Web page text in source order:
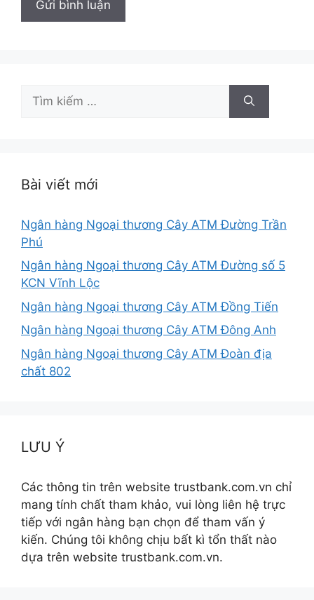
Tìm
kiếm
Bài viết mới
Ngân hàng Ngoại thương Cây ATM Đường Trần
Phú
Ngân hàng Ngoại thương Cây ATM Đường số 5
KCN Vĩnh Lộc
Ngân hàng Ngoại thương Cây ATM Đồng Tiến
Ngân hàng Ngoại thương Cây ATM Đông Anh
Ngân hàng Ngoại thương Cây ATM Đoàn địa
chất 802
LƯU Ý
Các thông tin trên website trustbank.com.vn chỉ
mang tính chất tham khảo, vui lòng liên hệ trực
tiếp với ngân hàng bạn chọn để tham vấn ý
kiến. Chúng tôi không chịu bất kì tổn thất nào
dựa trên website trustbank.com.vn.